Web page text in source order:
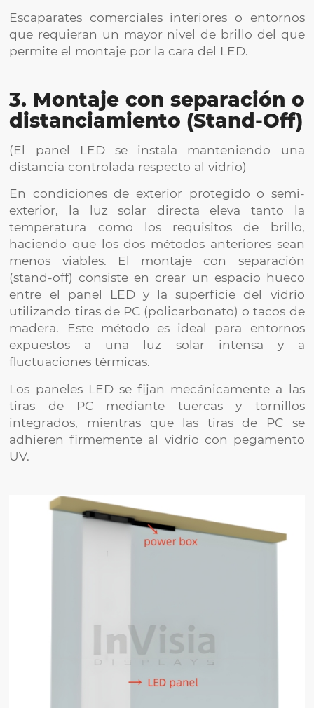
Escaparates comerciales interiores o entornos
que requieran un mayor nivel de brillo del que
permite el montaje por la cara del LED.
3. Montaje con separación o
distanciamiento (Stand-Off)
(El panel LED se instala manteniendo una
distancia controlada respecto al vidrio)
En condiciones de exterior protegido o semi-
exterior, la luz solar directa eleva tanto la
temperatura como los requisitos de brillo,
haciendo que los dos métodos anteriores sean
menos viables. El montaje con separación
(stand-off) consiste en crear un espacio hueco
entre el panel LED y la superficie del vidrio
utilizando tiras de PC (policarbonato) o tacos de
madera. Este método es ideal para entornos
expuestos a una luz solar intensa y a
fluctuaciones térmicas.
Los paneles LED se fijan mecánicamente a las
tiras de PC mediante tuercas y tornillos
integrados, mientras que las tiras de PC se
adhieren firmemente al vidrio con pegamento
UV.